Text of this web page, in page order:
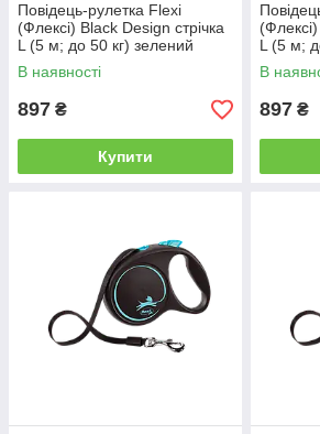
Повідець-рулетка Flexi
(Флексі) Black Design стрічка
L (5 м; до 50 кг) зелений
В наявності
897 ₴
Купити
L (5 м;
В
897 ₴